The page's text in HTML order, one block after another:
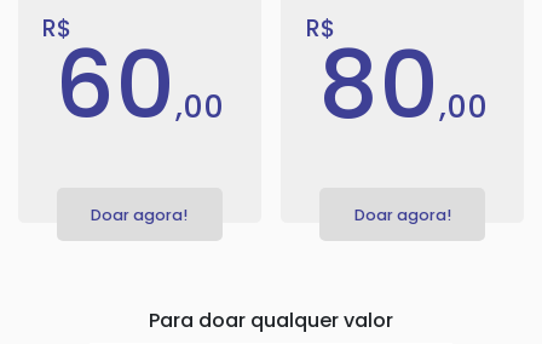
R$60,00
Doar agora!
R$80,00
Doar agora!
Para doar qualquer valor